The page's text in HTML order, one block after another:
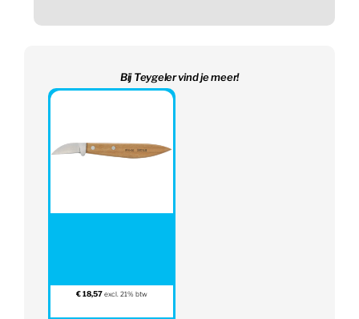
Bij Teygeler vind je meer!
€18,57 excl. 21% btw